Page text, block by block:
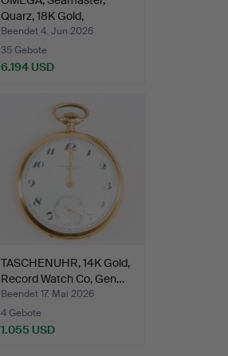
Quarz, 18K Gold,
Armband…
Beendet 4. Jun 2026
35 Gebote
6.194 USD
TASCHENUHR, 14K Gold,
Record Watch Co, Gen…
Beendet 17. Mai 2026
4 Gebote
1.055 USD